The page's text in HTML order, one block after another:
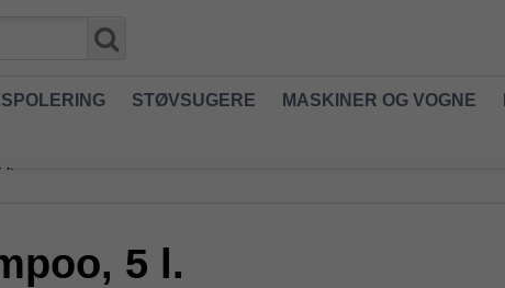
STØVSUGERE MASKINER OG VOGNE
l.
5 l.